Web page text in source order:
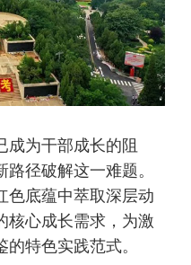
成为干部成长的阻
径破解这一难题。
色底蕴中萃取深层动
核心成长需求，为激
特色实践范式。